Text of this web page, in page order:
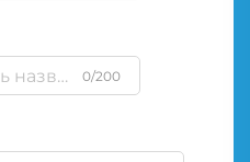
0/200